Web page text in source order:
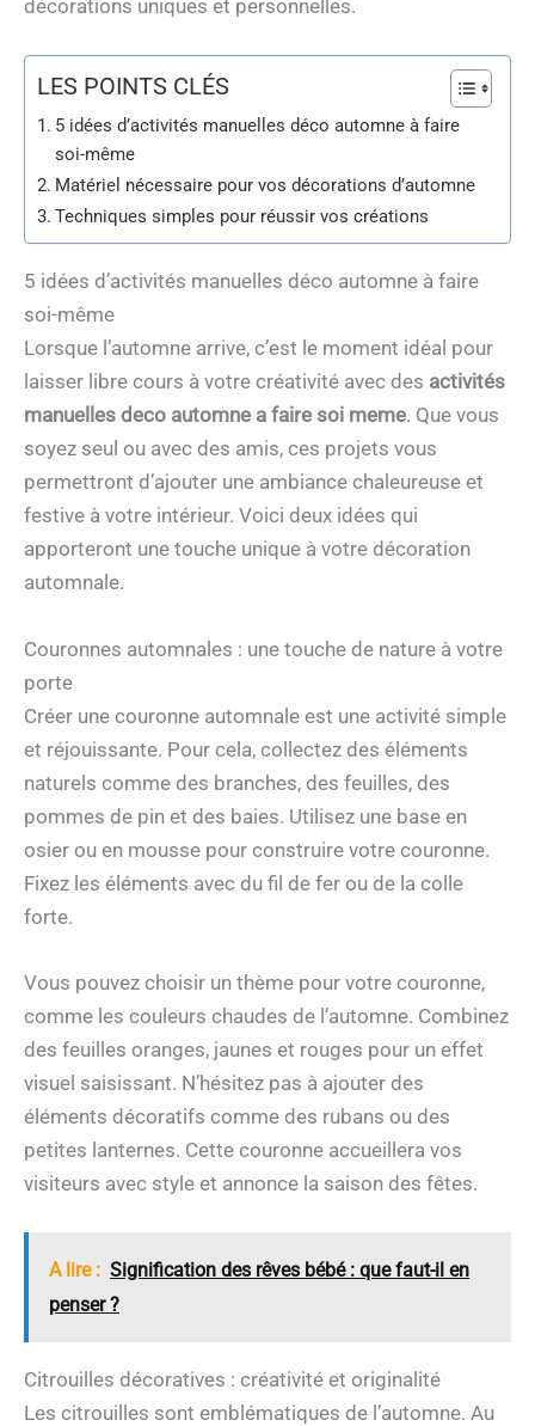
décorations uniques et personnelles.
LES POINTS CLÉS
5 idées d’activités manuelles déco automne à faire
soi-même
Matériel nécessaire pour vos décorations d’automne
Techniques simples pour réussir vos créations
5 idées d’activités manuelles déco automne à faire
soi-même
Lorsque l’automne arrive, c’est le moment idéal pour
laisser libre cours à votre créativité avec des activités
manuelles deco automne a faire soi meme. Que vous
soyez seul ou avec des amis, ces projets vous
permettront d’ajouter une ambiance chaleureuse et
festive à votre intérieur. Voici deux idées qui
apporteront une touche unique à votre décoration
automnale.
Couronnes automnales : une touche de nature à votre
porte
Créer une couronne automnale est une activité simple
et réjouissante. Pour cela, collectez des éléments
naturels comme des branches, des feuilles, des
pommes de pin et des baies. Utilisez une base en
osier ou en mousse pour construire votre couronne.
Fixez les éléments avec du fil de fer ou de la colle
forte.
Vous pouvez choisir un thème pour votre couronne,
comme les couleurs chaudes de l’automne. Combinez
des feuilles oranges, jaunes et rouges pour un effet
visuel saisissant. N’hésitez pas à ajouter des
éléments décoratifs comme des rubans ou des
petites lanternes. Cette couronne accueillera vos
visiteurs avec style et annonce la saison des fêtes.
A lire : Signification des rêves bébé : que faut-il en
penser ?
Citrouilles décoratives : créativité et originalité
Les citrouilles sont emblématiques de l’automne. Au